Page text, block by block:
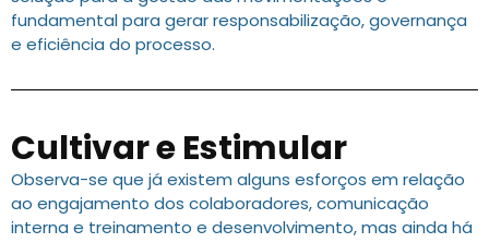
fundamental para gerar responsabilização, governança
e eficiência do processo.
Cultivar e Estimular
Observa-se que já existem alguns esforços em relação
ao engajamento dos colaboradores, comunicação
interna e treinamento e desenvolvimento, mas ainda há